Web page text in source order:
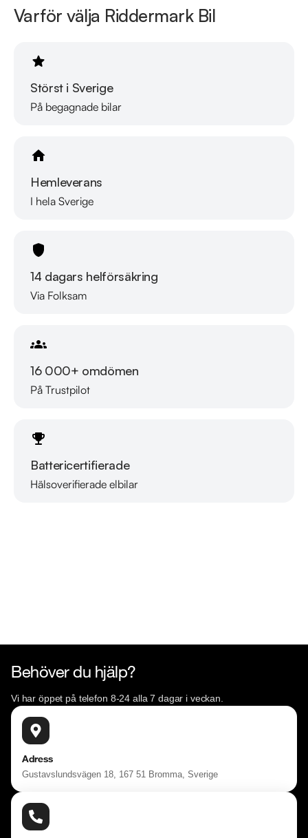
Varför välja Riddermark Bil
Störst i Sverige
På begagnade bilar
Hemleverans
I hela Sverige
14 dagars helförsäkring
Via Folksam
16 000+ omdömen
På Trustpilot
Battericertifierade
Hälsoverifierade elbilar
Läs mer om oss
Behöver du hjälp?
Vi har öppet på telefon 8-24 alla 7 dagar i veckan.
Adress
Gustavslundsvägen 18, 167 51 Bromma, Sverige